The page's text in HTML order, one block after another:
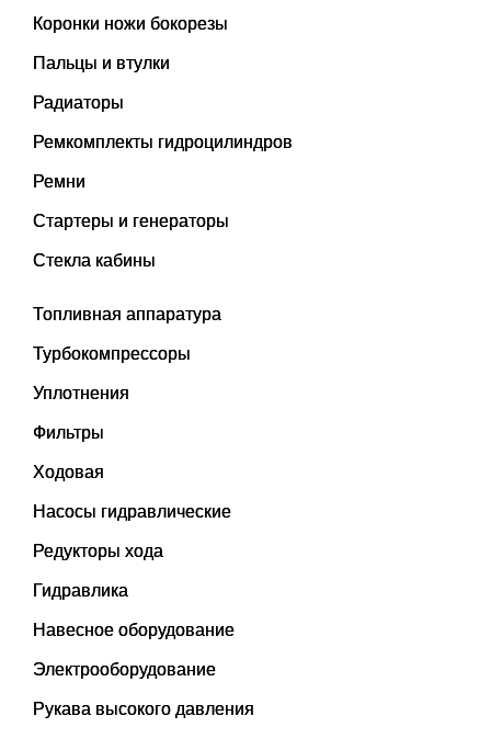
Коронки ножи бокорезы
Пальцы и втулки
Радиаторы
Ремкомплекты гидроцилиндров
Ремни
Стартеры и генераторы
Стекла кабины
Топливная аппаратура
Турбокомпрессоры
Уплотнения
Фильтры
Ходовая
Насосы гидравлические
Редукторы хода
Гидравлика
Навесное оборудование
Электрооборудование
Рукава высокого давления